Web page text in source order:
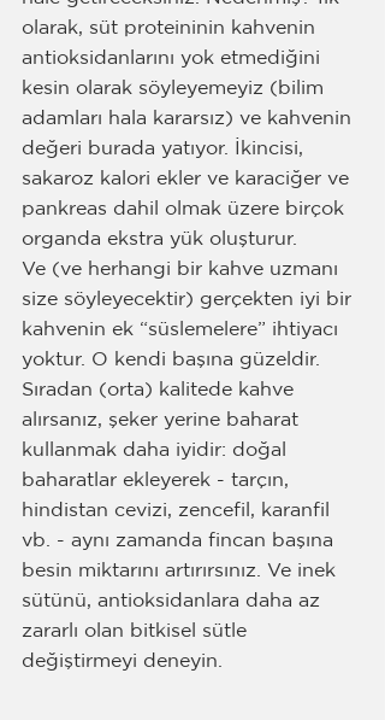
olarak, süt proteininin kahvenin
antioksidanlarını yok etmediğini
kesin olarak söyleyemeyiz (bilim
adamları hala kararsız) ve kahvenin
değeri burada yatıyor. İkincisi,
sakaroz kalori ekler ve karaciğer ve
pankreas dahil olmak üzere birçok
organda ekstra yük oluşturur.
Ve (ve herhangi bir kahve uzmanı
size söyleyecektir) gerçekten iyi bir
kahvenin ek “süslemelere” ihtiyacı
yoktur. O kendi başına güzeldir.
Sıradan (orta) kalitede kahve
alırsanız, şeker yerine baharat
kullanmak daha iyidir: doğal
baharatlar ekleyerek - tarçın,
hindistan cevizi, zencefil, karanfil
vb. - aynı zamanda fincan başına
besin miktarını artırırsınız. Ve inek
sütünü, antioksidanlara daha az
zararlı olan bitkisel sütle
değiştirmeyi deneyin.